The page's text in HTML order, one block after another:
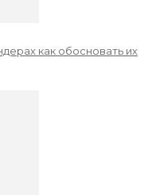
как обосновать их